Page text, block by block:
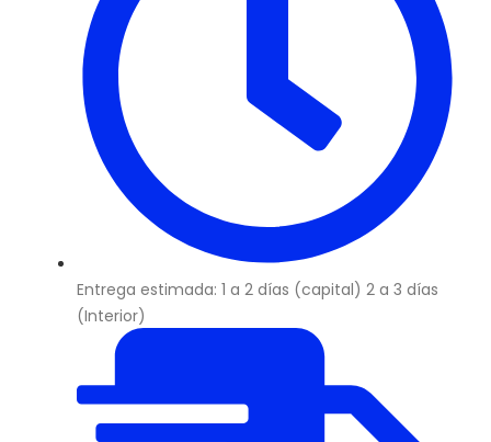
Entrega estimada: 1 a 2 días (capital) 2 a 3 días
(Interior)